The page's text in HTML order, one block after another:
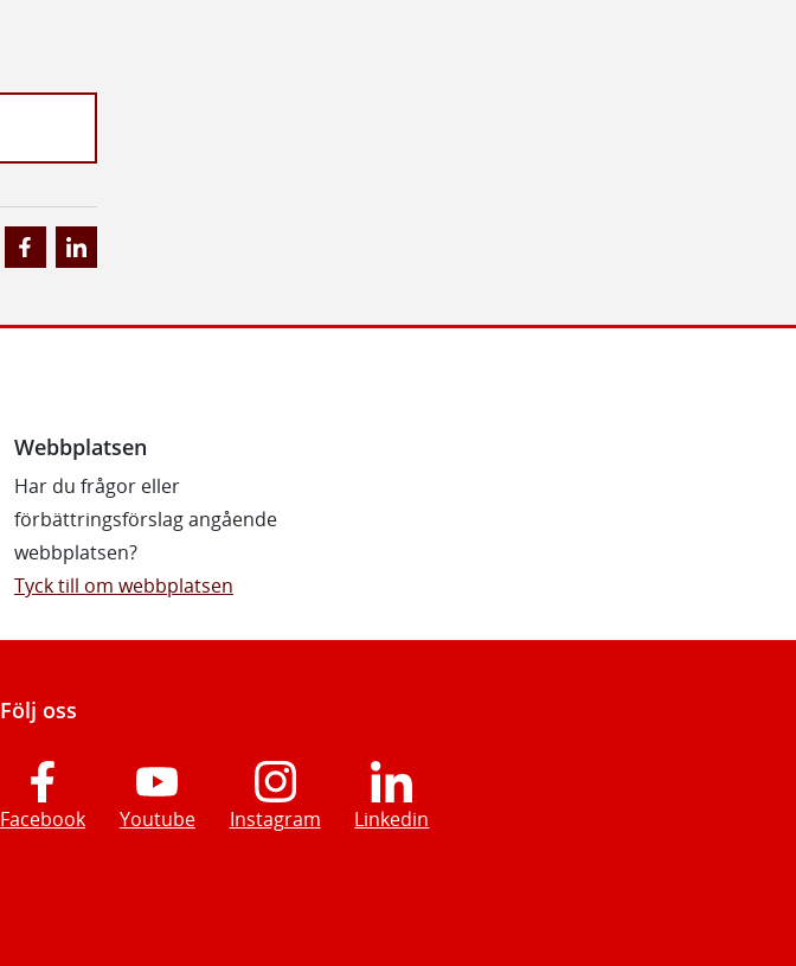
Webbplatsen
Har du frågor eller
förbättringsförslag angående
webbplatsen?
Tyck till om webbplatsen
Följ oss
Facebook Youtube Instagram Linkedin